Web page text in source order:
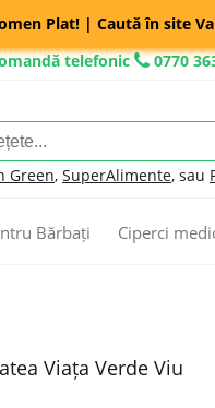
Plat! | Caută în site
telefonic 0770
Green, SuperAlimente, sau
Bărbați Ciperci
Viața Verde Viu